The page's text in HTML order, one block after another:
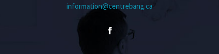
information@centrebang.ca